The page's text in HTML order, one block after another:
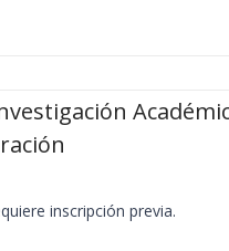
inscripción previa.